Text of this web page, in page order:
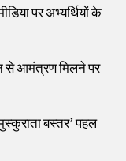
पर अभ्यर्थियों के
से आमंत्रण मिलने पर
बस्तर’ पहल